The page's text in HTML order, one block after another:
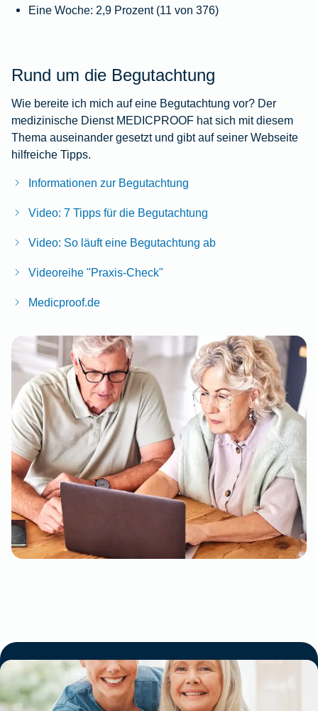
Eine Woche: 2,9 Prozent (11 von 376)
Rund um die Begutachtung
Wie bereite ich mich auf eine Begutachtung vor? Der
medizinische Dienst MEDICPROOF hat sich mit diesem
Thema auseinander gesetzt und gibt auf seiner Webseite
hilfreiche Tipps.
Informationen zur Begutachtung
Video: 7 Tipps für die Begutachtung
Video: So läuft eine Begutachtung ab
Videoreihe "Praxis-Check"
Medicproof.de